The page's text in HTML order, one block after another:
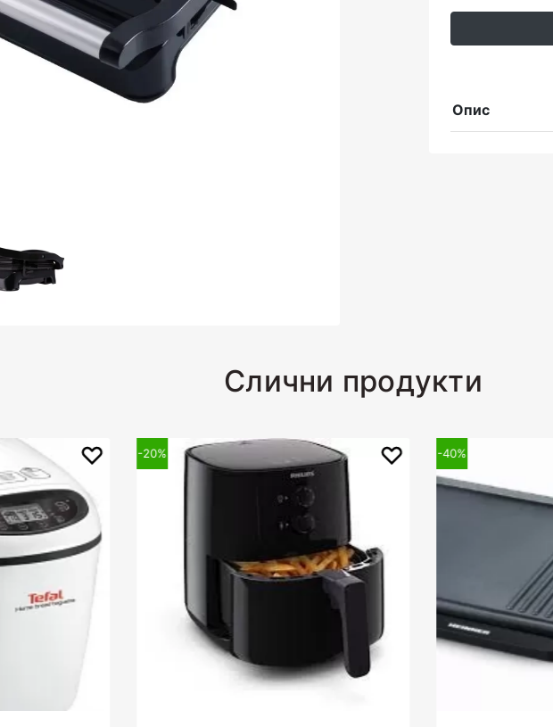
Опис
Слични продукти
-20% -40%